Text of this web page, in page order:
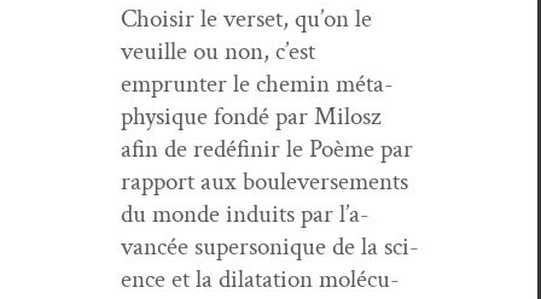
Choisir le ver­set, qu’on le
veuille ou non, c’est
emprunter le chemin méta­
physique fondé par Milosz
afin de redéfinir le Poème par
rap­port aux boule­verse­ments
du monde induits par l’a­
vancée super­son­ique de la sci­
ence et la dilata­tion molécu­